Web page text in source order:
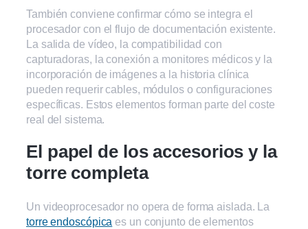
También conviene confirmar cómo se integra el
procesador con el flujo de documentación existente.
La salida de vídeo, la compatibilidad con
capturadoras, la conexión a monitores médicos y la
incorporación de imágenes a la historia clínica
pueden requerir cables, módulos o configuraciones
específicas. Estos elementos forman parte del coste
real del sistema.
El papel de los accesorios y la
torre completa
Un videoprocesador no opera de forma aislada. La
torre endoscópica es un conjunto de elementos